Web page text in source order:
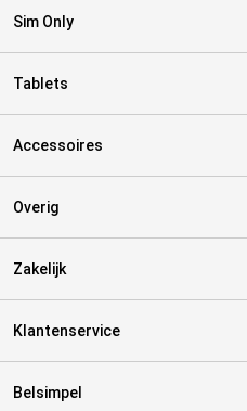
Sim Only
Tablets
Accessoires
Overig
Zakelijk
Klantenservice
Belsimpel